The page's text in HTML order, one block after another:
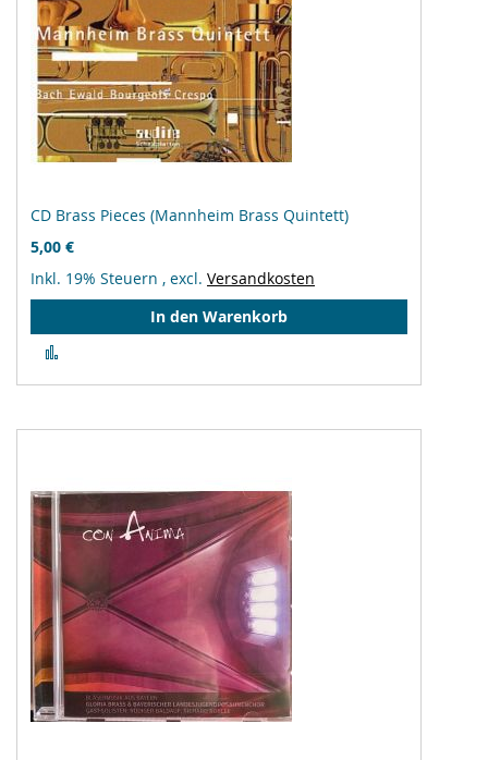
CD Brass Pieces (Mannheim Brass Quintett)
5,00 €
Inkl. 19% Steuern , excl. Versandkosten
In den Warenkorb
hinzufügen